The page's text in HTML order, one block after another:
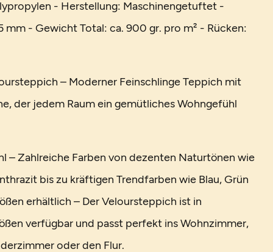
- Herstellung: Maschinengetuftet -
mm - Gewicht Total: ca. 900 gr. pro m² - Rücken:
– Moderner Feinschlinge Teppich mit
der jedem Raum ein gemütliches Wohngefühl
– Zahlreiche Farben von dezenten Naturtönen wie
bis zu kräftigen Trendfarben wie Blau, Grün
erhältlich – Der Veloursteppich ist in
verfügbar und passt perfekt ins Wohnzimmer,
oder den Flur.